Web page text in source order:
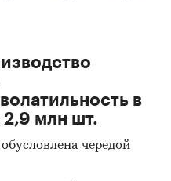
в натуральном
в стоимостном
сведения
выполнить
которые не
в
2,9 млн шт.
чередой